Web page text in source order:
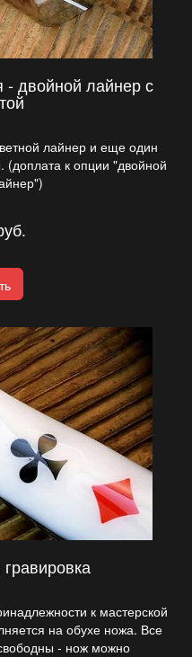
- двойной лайнер с
лайнер и еще один
(доплата к опции "двойной
к мастерской
на обухе ножа. Все
- нож можно